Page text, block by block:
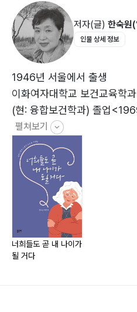
夫_남편
첫사랑의 추억•42
여보라는 호칭•44
늙은이의 자존심•46
전속 이발사•48
남편의 속마음•50
남편의 건강이 염려스러워
家族_가족
나의 바람•62
너무나 고달팠던 시간들•64
포니의 속 깊은 뜻•68
보이스피싱 사건•71
손주들의 체취를 그리워하며
세 딸들의 추억과 행복했던 교
그리운 엄마•81
저자(글) 한숙원
인물 상세 정보
1946년 서울에서 출생
이화여자대학교 보건교육학과
(현: 융합보건학과) 졸업
펼쳐보기
너희들도 곧 내 나이가
될 거다